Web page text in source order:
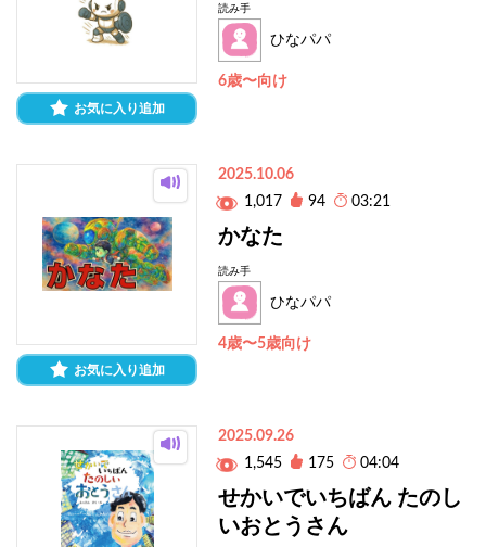
お気に入り追加
読み手
ひなパパ
6歳〜向け
お気に入り追加
2025.10.06
1,017
94 03:21
かなた
読み手
ひなパパ
4歳〜5歳向け
2025.09.26
1,545
175 04:04
せかいでいちばん たのし
いおとうさん